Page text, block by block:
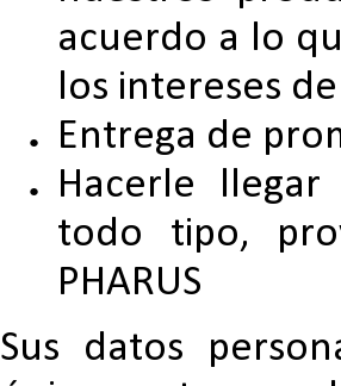
acuerdo a lo
los intereses
Entrega de
Hacerle llegar
todo tipo,
PHARUS
Sus datos